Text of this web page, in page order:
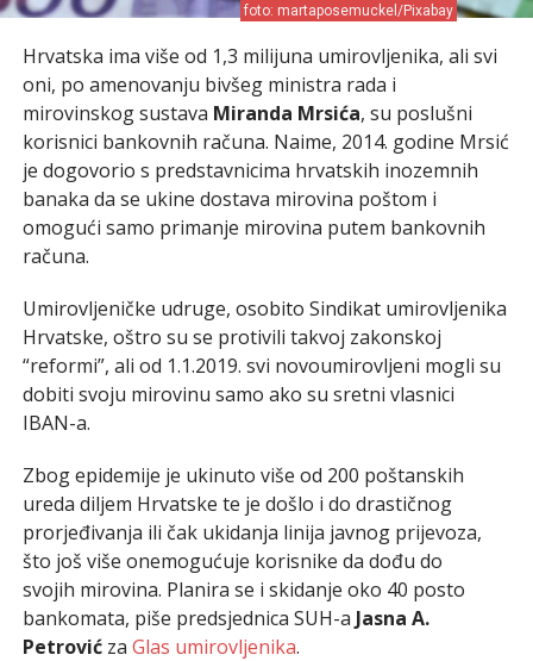
foto: martaposemuckel/Pixabay
Hrvatska ima više od 1,3 milijuna umirovljenika, ali svi
oni, po amenovanju bivšeg ministra rada i
mirovinskog sustava Miranda Mrsića, su poslušni
korisnici bankovnih računa. Naime, 2014. godine Mrsić
je dogovorio s predstavnicima hrvatskih inozemnih
banaka da se ukine dostava mirovina poštom i
omogući samo primanje mirovina putem bankovnih
računa.
Umirovljeničke udruge, osobito Sindikat umirovljenika
Hrvatske, oštro su se protivili takvoj zakonskoj
“reformi”, ali od 1.1.2019. svi novoumirovljeni mogli su
dobiti svoju mirovinu samo ako su sretni vlasnici
IBAN-a.
Zbog epidemije je ukinuto više od 200 poštanskih
ureda diljem Hrvatske te je došlo i do drastičnog
prorjeđivanja ili čak ukidanja linija javnog prijevoza,
što još više onemogućuje korisnike da dođu do
svojih mirovina. Planira se i skidanje oko 40 posto
bankomata, piše predsjednica SUH-a Jasna A.
Petrovićza Glas umirovljenika.